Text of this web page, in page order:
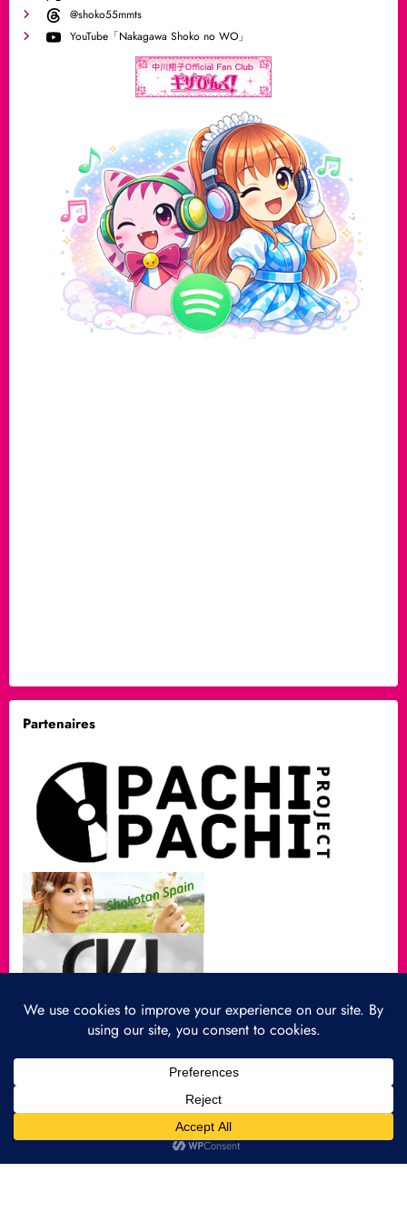
@shoko55mmts
YouTube「Nakagawa Shoko no WO」
Partenaires
Partenaires
Mentions légales
Politique de cookies